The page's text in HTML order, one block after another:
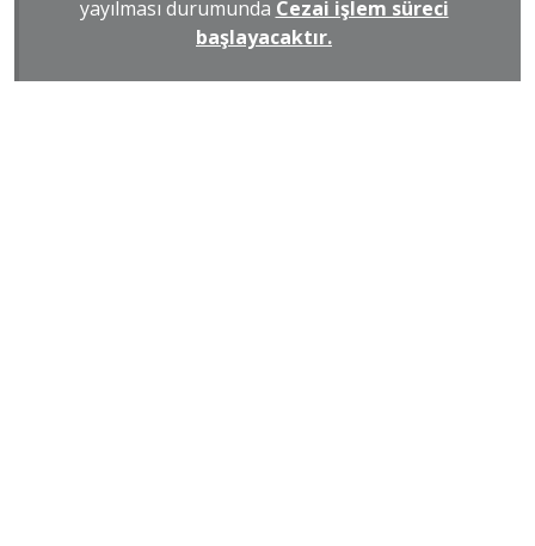
yayılması durumunda Cezai işlem süreci
başlayacaktır.